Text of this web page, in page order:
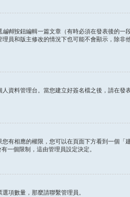
編輯按鈕編輯一篇文章（有時必須在發表後的一
員和版主修改的情況下也可能不會顯示，除
資料管理台。當您建立好簽名檔之後，請在發
有相應的權限，您可以在頁面下方看到一個
一個限制，這由管理員設定決定。
項數量，那麼請聯繫管理員。